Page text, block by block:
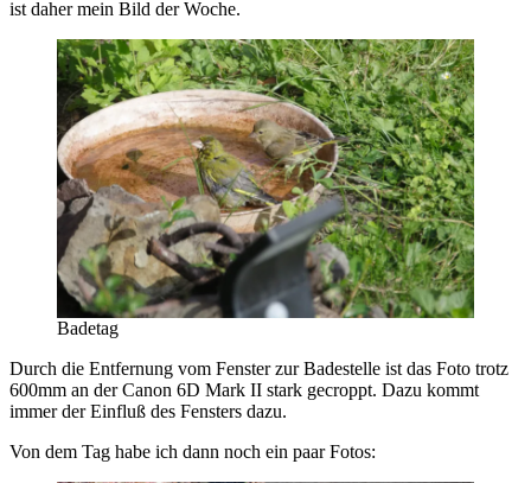
ist daher mein Bild der Woche.
Badetag
Durch die Entfernung vom Fenster zur Badestelle ist das Foto trotz
600mm an der Canon 6D Mark II stark gecroppt. Dazu kommt
immer der Einfluß des Fensters dazu.
Von dem Tag habe ich dann noch ein paar Fotos: